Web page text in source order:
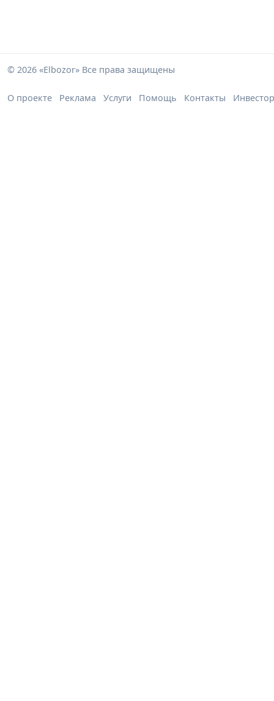
© 2026 «Elbozor» Все права защищены
О проекте Реклама Услуги Помощь Контакты